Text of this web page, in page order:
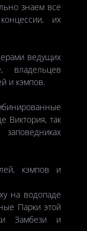
знаем все
их
ведущих
владельцев
и кэмпов.
Виктория, так
кэмпов и
на водопаде
Парки этой
Замбези и